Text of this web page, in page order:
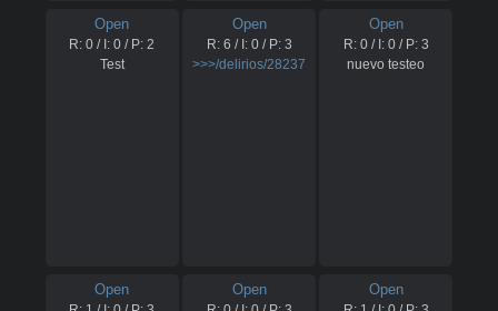
Open
R:0 / I:0 / P:2
Test
Open
R: 6 / I: 0/ P: 3
>>>/delirios/28237
Open
R: 0/ I: 0/ P: 3
nuevo testeo
Open Open Open